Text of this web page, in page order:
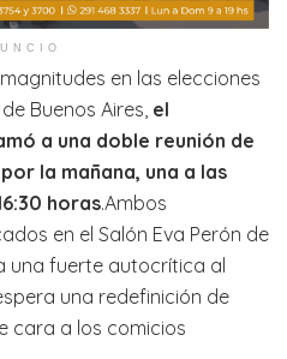
en las elecciones
Buenos Aires, el
a una doble reunión de
la mañana, una a las
horas.Ambos
en el Salón Eva Perón de
una fuerte autocrítica al
una redefinición de
cara a los comicios